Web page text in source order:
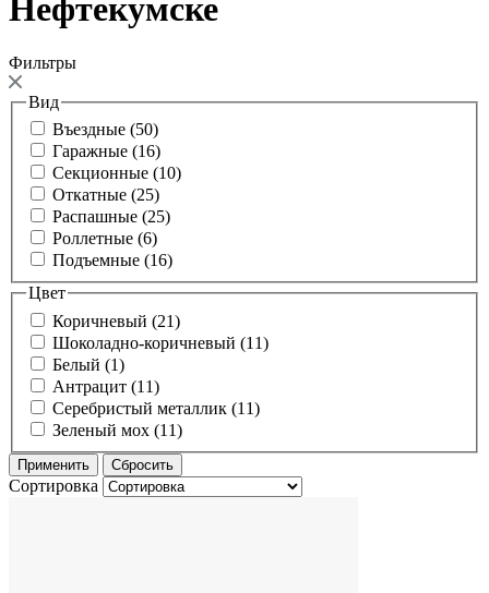
Нефтекумске
Фильтры
Вид
Въездные (50)
Гаражные (16)
Секционные (10)
Откатные (25)
Распашные (25)
Роллетные (6)
Подъемные (16)
Цвет
Коричневый (21)
Шоколадно-коричневый (11)
Белый (1)
Антрацит (11)
Серебристый металлик (11)
Зеленый мох (11)
Сортировка